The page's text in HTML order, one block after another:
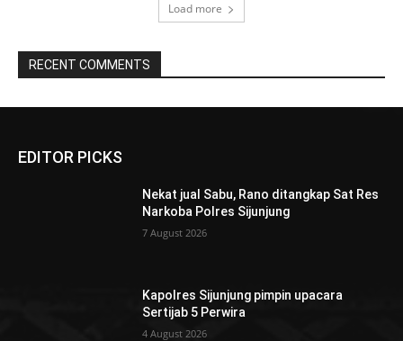
Load more
RECENT COMMENTS
EDITOR PICKS
Nekat jual Sabu, Rano ditangkap Sat Res
Narkoba Polres Sijunjung
7 August 2026
Kapolres Sijunjung pimpin upacara
Sertijab 5 Perwira
4 August 2026